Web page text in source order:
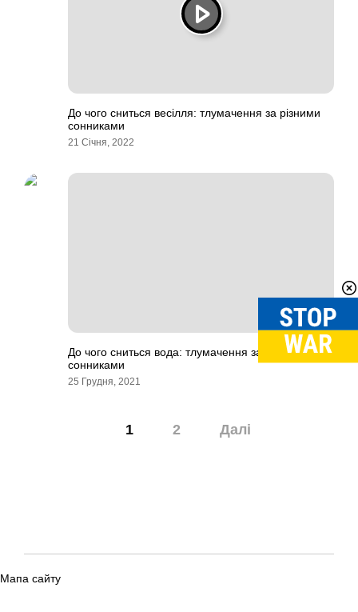
До чого сниться весілля: тлумачення за різними
сонниками
21 Січня, 2022
До чого сниться вода: тлумачення за різними
сонниками
25 Грудня, 2021
1 2 Далі
Мапа сайту